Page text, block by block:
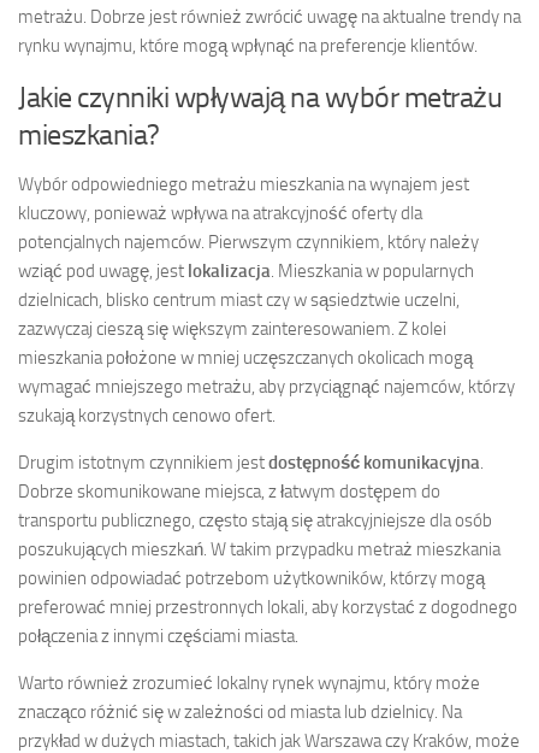
metrażu. Dobrze jest również zwrócić uwagę na aktualne trendy na
rynku wynajmu, które mogą wpłynąć na preferencje klientów.
Jakie czynniki wpływają na wybór metrażu
mieszkania?
Wybór odpowiedniego metrażu mieszkania na wynajem jest
kluczowy, ponieważ wpływa na atrakcyjność oferty dla
potencjalnych najemców. Pierwszym czynnikiem, który należy
wziąć pod uwagę, jest lokalizacja. Mieszkania w popularnych
dzielnicach, blisko centrum miast czy w sąsiedztwie uczelni,
zazwyczaj cieszą się większym zainteresowaniem. Z kolei
mieszkania położone w mniej uczęszczanych okolicach mogą
wymagać mniejszego metrażu, aby przyciągnąć najemców, którzy
szukają korzystnych cenowo ofert.
Drugim istotnym czynnikiem jestdostępność komunikacyjna.
Dobrze skomunikowane miejsca, z łatwym dostępem do
transportu publicznego, często stają się atrakcyjniejsze dla osób
poszukujących mieszkań. W takim przypadku metraż mieszkania
powinien odpowiadać potrzebom użytkowników, którzy mogą
preferować mniej przestronnych lokali, aby korzystać z dogodnego
połączenia z innymi częściami miasta.
Warto również zrozumieć lokalny rynek wynajmu, który może
znacząco różnić się w zależności od miasta lub dzielnicy. Na
przykład w dużych miastach, takich jak Warszawa czy Kraków, może